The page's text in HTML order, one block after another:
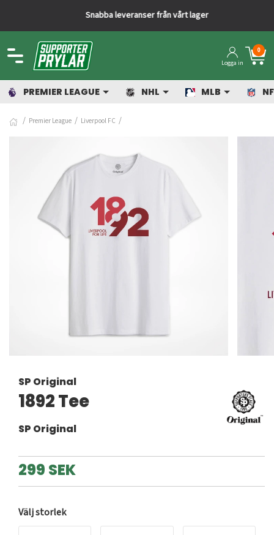
Snabba leveranser från vårt lager
Logga in
0
PREMIER LEAGUE NHL MLB
Premier League Liverpool FC
SP Original
1892 Tee
SP Original
299 SEK
Välj storlek